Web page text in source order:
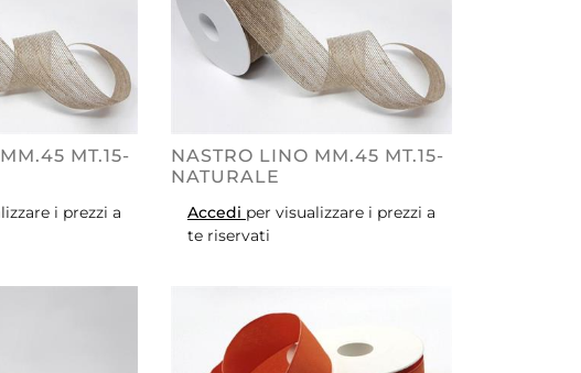
MT.15-
i prezzi a
NASTRO LINO MM.45 MT.15-
NATURALE
Accedi per visualizzare i prezzi a
te riservati